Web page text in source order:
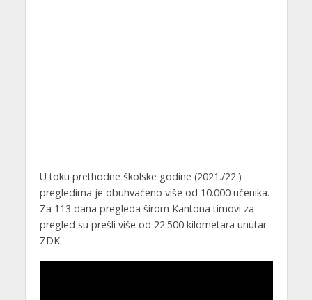
U toku prethodne školske godine (2021./22.)
pregledima je obuhvaćeno više od 10.000 učenika.
Za 113 dana pregleda širom Kantona timovi za
pregled su prešli više od 22.500 kilometara unutar
ZDK.